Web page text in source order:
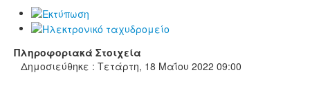
Πληροφοριακά Στοιχεία
Δημοσιεύθηκε : Τετάρτη, 18 Μαΐου 2022 09:00